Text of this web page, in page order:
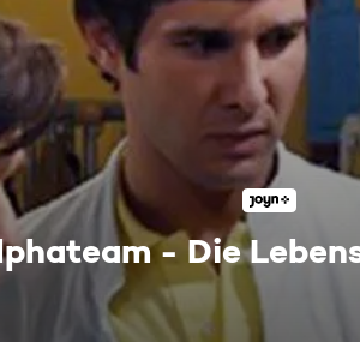
- Die